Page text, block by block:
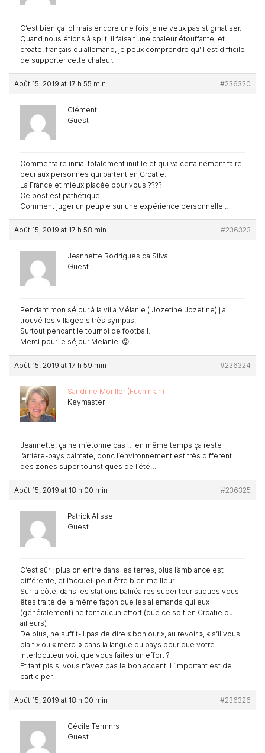
C’est bien ça lol mais encore une fois je ne veux pas stigmatiser.
Quand nous étions à split, il faisait une chaleur étouffante, et
croate, français ou allemand, je peux comprendre qu’il est difficile
de supporter cette chaleur.
Août 15, 2019 at 17 h 55 min #236320
Clément
Guest
Commentaire initial totalement inutile et qui va certainement faire
peur aux personnes qui partent en Croatie.
La France et mieux placée pour vous ????
Ce post est pathétique ….
Comment juger un peuple sur une expérience personnelle …
Août 15, 2019 at 17 h 58 min #236323
Jeannette Rodrigues da Silva
Guest
Pendant mon séjour à la villa Mélanie ( Jozetine Jozetine) j ai
trouvé les villageois très sympas.
Surtout pendant le tournoi de football.
Merci pour le séjour Melanie. 😜
Août 15, 2019 at 17 h 59 min #236324
Sandrine Monllor (Fuchinran)
Keymaster
Jeannette, ça ne m’étonne pas … en même temps ça reste
l’arrière-pays dalmate, donc l’environnement est très différent
des zones super touristiques de l’été…
Août 15, 2019 at 18 h 00 min #236325
Patrick Alisse
Guest
C’est sûr : plus on entre dans les terres, plus l’ambiance est
différente, et l’accueil peut être bien meilleur.
Sur la côte, dans les stations balnéaires super touristiques vous
êtes traité de la même façon que les allemands qui eux
(généralement) ne font aucun effort (que ce soit en Croatie ou
ailleurs)
De plus, ne suffit-il pas de dire « bonjour », au revoir », « s’il vous
plait » ou « merci » dans la langue du pays pour que votre
interlocuteur voit que vous faites un effort ?
Et tant pis si vous n’avez pas le bon accent. L’important est de
participer.
Août 15, 2019 at 18 h 00 min #236326
Cécile Termnrs
Guest